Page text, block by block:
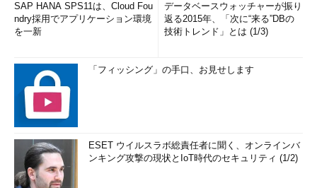
SAP HANA SPS11は、Cloud Fou
ndry採用でアプリケーション環境
を一新
データベースウォッチャーが振り
返る2015年、「次に“来る”DBの
技術トレンド」とは (1/3)
「フィッシング」の手口、お見せします
ESET ウイルスラボ総責任者に聞く、オンラインバ
ンキング攻撃の現状とIoT時代のセキュリティ (1/2)